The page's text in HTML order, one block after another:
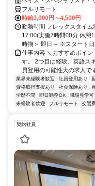
フルリモート
時給3,000円～4,500円
勤務時間 フレックスタイ
17:00(実働7時間00分 休憩
時期＞ 即日～ ※スタート
仕事内容 ＼おすすめポイ
す。 2つ目は経験、英語ス
員登用の可能性大の求人で
業界未経験者歓迎 社員登用あり
資格取得支援あり
社会保険あり
学歴不問
即日勤務OK 職場見学可
未経験者歓迎
フルリモート 交通
契約社員